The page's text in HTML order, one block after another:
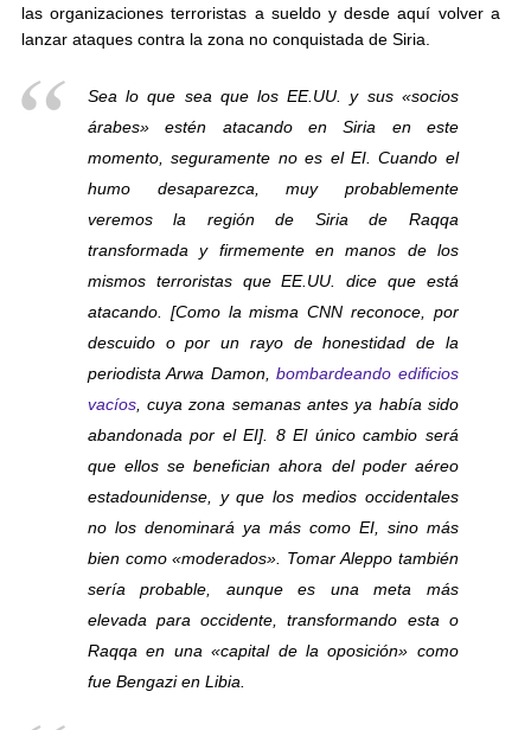
las organizaciones terroristas a sueldo y desde aquí volver a
lanzar ataques contra la zona no conquistada de Siria.
Sea lo que sea que los EE.UU. y sus «socios
árabes» estén atacando en Siria en este
momento, seguramente no es el EI. Cuando el
humo desaparezca, muy probablemente
veremos la región de Siria de Raqqa
transformada y firmemente en manos de los
mismos terroristas que EE.UU. dice que está
atacando. [Como la misma CNN reconoce, por
descuido o por un rayo de honestidad de la
periodista Arwa Damon,bombardeando edificios
vacíos, cuya zona semanas antes ya había sido
abandonada por el EI] . 8 El único cambio será
que ellos se benefician ahora del poder aéreo
estadounidense, y que los medios occidentales
no los denominará ya más como EI, sino más
bien como «moderados». Tomar Aleppo también
sería probable, aunque es una meta más
elevada para occidente, transformando esta o
Raqqa en una «capital de la oposición» como
fue Bengazi en Libia.